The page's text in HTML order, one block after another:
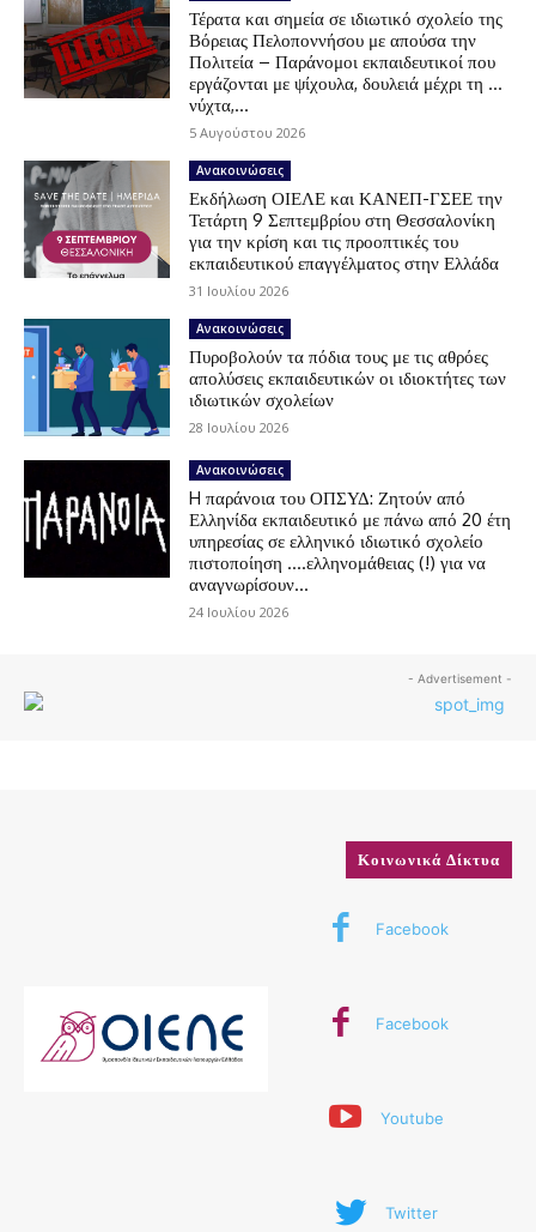
Τέρατα και σημεία σε ιδιωτικό σχολείο της
Βόρειας Πελοποννήσου με απούσα την
Πολιτεία – Παράνομοι εκπαιδευτικοί που
εργάζονται με ψίχουλα, δουλειά μέχρι τη …
νύχτα,...
5 Αυγούστου 2026
Ανακοινώσεις
Εκδήλωση ΟΙΕΛΕ και ΚΑΝΕΠ-ΓΣΕΕ την
Τετάρτη 9 Σεπτεμβρίου στη Θεσσαλονίκη
για την κρίση και τις προοπτικές του
εκπαιδευτικού επαγγέλματος στην Ελλάδα
31 Ιουλίου 2026
Ανακοινώσεις
Πυροβολούν τα πόδια τους με τις αθρόες
απολύσεις εκπαιδευτικών οι ιδιοκτήτες των
ιδιωτικών σχολείων
28 Ιουλίου 2026
Ανακοινώσεις
H παράνοια του ΟΠΣΥΔ: Ζητούν από
Ελληνίδα εκπαιδευτικό με πάνω από 20 έτη
υπηρεσίας σε ελληνικό ιδιωτικό σχολείο
πιστοποίηση ….ελληνομάθειας (!) για να
αναγνωρίσουν...
24 Ιουλίου 2026
- Advertisement -
Κοινωνικά Δίκτυα
Facebook
Facebook
Youtube
Twitter